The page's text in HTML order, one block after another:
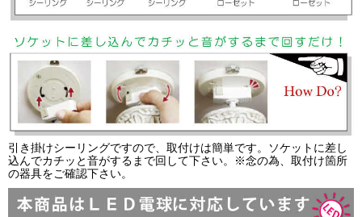
引き掛けシーリングですので、取付けは簡単です。ソケットに差し
込んでカチッと音がするまで回して下さい。※念の為、取付け箇所
の器具をご確認下さい。